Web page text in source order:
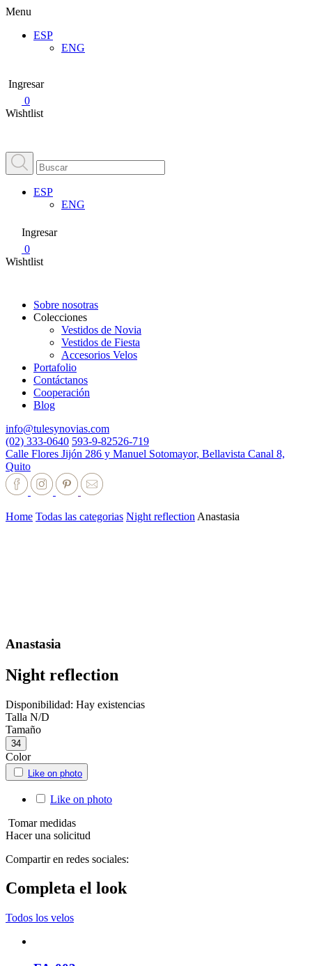
Menu
ESP
ENG
Ingresar
0
Wishtlist
ESP
ENG
Ingresar
0
Wishtlist
Sobre nosotras
Colecciones
Vestidos de Novia
Vestidos de Fiesta
Accesorios Velos
Portafolio
Contáctanos
Cooperación
Blog
info@tulesynovias.com
(02) 333-0640 593-9-82526-719
Calle Flores Jijón 286 y Manuel Sotomayor, Bellavista Canal 8,
Quito
Home Todas las categorias Night reflection Anastasia
Anastasia
Night reflection
Disponibilidad: Hay existencias
Talla N/D
Tamaño
34
Color
Like on photo
Like on photo
Tomar medidas
Hacer una solicitud
Compartir en redes sociales:
Completa el look
Todos los velos